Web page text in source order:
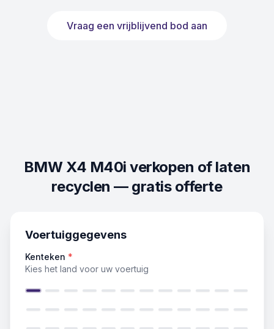
Vraag een vrijblijvend bod aan
BMW X4 M40i verkopen of laten
recyclen — gratis offerte
Voertuiggegevens
Kenteken *
Kies het land voor uw voertuig